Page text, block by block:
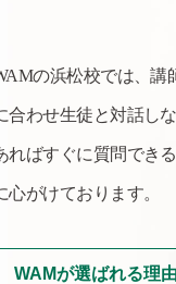
の浜松校では、講
合わせ生徒と対話し
ればすぐに質問でき
心がけております。
WAMが選ばれる理由